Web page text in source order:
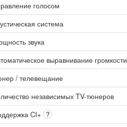
голосом
система
звука
выравнивание громкости
/ телевещание
независимых TV-тюнеров
CI+ ?